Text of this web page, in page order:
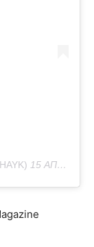
15 АПР 2020 В 7:26 PDT